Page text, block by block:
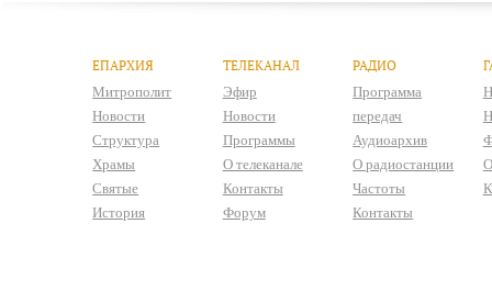
ЕПАРХИЯ
Митрополит
Новости
Структура
Храмы
Святые
История
ТЕЛЕКАНАЛ
Эфир
Новости
Программы
О телеканале
Контакты
Форум
РАДИО
Программа
передач
Аудиоархив
О радиостанции
Частоты
Контакты